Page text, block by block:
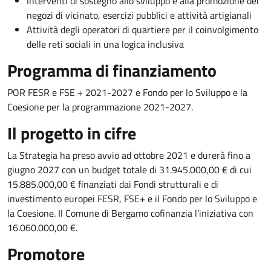
negozi di vicinato, esercizi pubblici e attività artigianali
Attività degli operatori di quartiere per il coinvolgimento
delle reti sociali in una logica inclusiva
Programma di finanziamento
POR FESR e FSE + 2021-2027 e Fondo per lo Sviluppo e la
Coesione per la programmazione 2021-2027.
Il progetto in cifre
La Strategia ha preso avvio ad ottobre 2021 e durerà fino a
giugno 2027 con un budget totale di 31.945.000,00 € di cui
15.885.000,00 € finanziati dai Fondi strutturali e di
investimento europei FESR, FSE+ e il Fondo per lo Sviluppo e
la Coesione. Il Comune di Bergamo cofinanzia l’iniziativa con
16.060.000,00 €.
Promotore